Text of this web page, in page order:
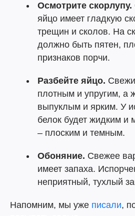
Осмотрите скорлупу.
яйцо имеет гладкую
трещин и сколов. На
должно быть пятен,
признаков порчи.
Разбейте яйцо.
плотным и упругим, а
выпуклым и ярким. У
белок будет жидким и
– плоским и темным.
Обоняние. Свежее
имеет запаха.
неприятный, тухлый
Напомним, мы уже писали,